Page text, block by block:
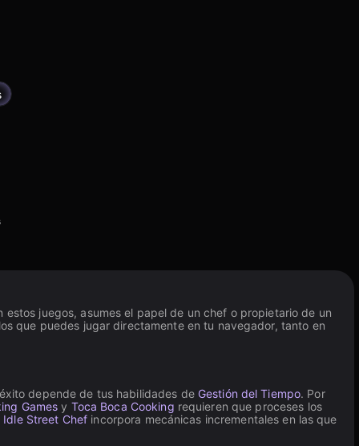
juegos, asumes el papel de un chef o propietario de un
que puedes jugar directamente en tu navegador, tanto en
depende de tus habilidades de Gestión del Tiempo. Por
Games y Toca Boca Cooking requieren que proceses los
Idle Street Chef incorpora mecánicas incrementales en las que